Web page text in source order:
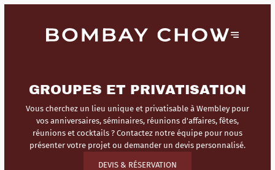
GROUPES ET PRIVATISATION
Vous cherchez un lieu unique et privatisable à Wembley pour
vos anniversaires, séminaires, réunions d'affaires, fêtes,
réunions et cocktails ? Contactez notre équipe pour nous
présenter votre projet ou demander un devis personnalisé.
DEVIS & RÉSERVATION